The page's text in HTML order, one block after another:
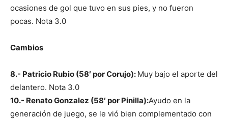
ocasiones de gol que tuvo en sus pies, y no fueron
pocas. Nota 3.0
Cambios
8.- Patricio Rubio (58′ por Corujo): Muy bajo el aporte del
delantero. Nota 3.0
10.- Renato Gonzalez (58′ por Pinilla):Ayudo en la
generación de juego, se le vió bien complementado con